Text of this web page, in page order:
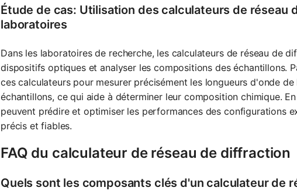
Étude de cas: Utilisation des calculateurs de réseau
laboratoires
Dans les laboratoires de recherche, les calculateurs de réseau de
dispositifs optiques et analyser les compositions des échantillons.
ces calculateurs pour mesurer précisément les longueurs d'onde
échantillons, ce qui aide à déterminer leur composition chimique.
peuvent prédire et optimiser les performances des configurations
précis et fiables.
FAQ du calculateur de réseau de diffraction
Quels sont les composants clés d'un calculateur de